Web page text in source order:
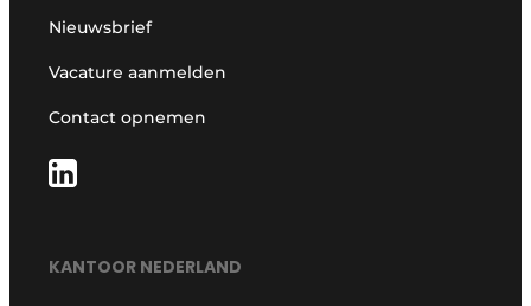
Nieuwsbrief
Vacature aanmelden
Contact opnemen
KANTOOR NEDERLAND